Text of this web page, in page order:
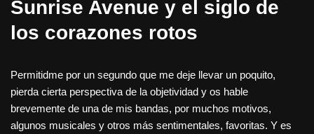
Sunrise Avenue y el siglo de
los corazones rotos
Permitidme por un segundo que me deje llevar un poquito,
pierda cierta perspectiva de la objetividad y os hable
brevemente de una de mis bandas, por muchos motivos,
algunos musicales y otros más sentimentales, favoritas. Y es